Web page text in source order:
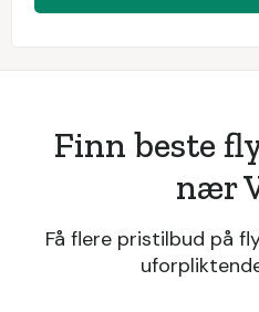
Finn beste
nær
Få flere pristilbud på